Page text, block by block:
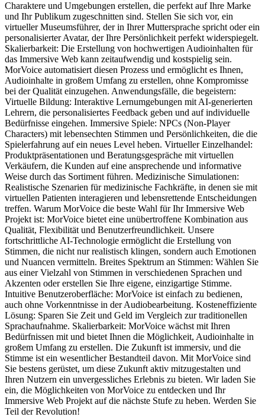
Charaktere und Umgebungen erstellen, die perfekt auf Ihre Marke
und Ihr Publikum zugeschnitten sind. Stellen Sie sich vor, ein
virtueller Museumsführer, der in Ihrer Muttersprache spricht oder ein
personalisierter Avatar, der Ihre Persönlichkeit perfekt widerspiegelt.
Skalierbarkeit: Die Erstellung von hochwertigen Audioinhalten für
das Immersive Web kann zeitaufwendig und kostspielig sein.
MorVoice automatisiert diesen Prozess und ermöglicht es Ihnen,
Audioinhalte in großem Umfang zu erstellen, ohne Kompromisse
bei der Qualität einzugehen. Anwendungsfälle, die begeistern:
Virtuelle Bildung: Interaktive Lernumgebungen mit AI-generierten
Lehrern, die personalisiertes Feedback geben und auf individuelle
Bedürfnisse eingehen. Immersive Spiele: NPCs (Non-Player
Characters) mit lebensechten Stimmen und Persönlichkeiten, die die
Spielerfahrung auf ein neues Level heben. Virtueller Einzelhandel:
Produktpräsentationen und Beratungsgespräche mit virtuellen
Verkäufern, die Kunden auf eine ansprechende und informative
Weise durch das Sortiment führen. Medizinische Simulationen:
Realistische Szenarien für medizinische Fachkräfte, in denen sie mit
virtuellen Patienten interagieren und lebensrettende Entscheidungen
treffen. Warum MorVoice die beste Wahl für Ihr Immersive Web
Projekt ist: MorVoice bietet eine unübertroffene Kombination aus
Qualität, Flexibilität und Benutzerfreundlichkeit. Unsere
fortschrittliche AI-Technologie ermöglicht die Erstellung von
Stimmen, die nicht nur realistisch klingen, sondern auch Emotionen
und Nuancen vermitteln. Breites Spektrum an Stimmen: Wählen Sie
aus einer Vielzahl von Stimmen in verschiedenen Sprachen und
Akzenten oder erstellen Sie Ihre eigene, einzigartige Stimme.
Intuitive Benutzeroberfläche: MorVoice ist einfach zu bedienen,
auch ohne Vorkenntnisse in der Audiobearbeitung. Kosteneffiziente
Lösung: Sparen Sie Zeit und Geld im Vergleich zur traditionellen
Sprachaufnahme. Skalierbarkeit: MorVoice wächst mit Ihren
Bedürfnissen mit und bietet Ihnen die Möglichkeit, Audioinhalte in
großem Umfang zu erstellen. Die Zukunft ist immersiv, und die
Stimme ist ein wesentlicher Bestandteil davon. Mit MorVoice sind
Sie bestens gerüstet, um diese Zukunft aktiv mitzugestalten und
Ihren Nutzern ein unvergessliches Erlebnis zu bieten. Wir laden Sie
ein, die Möglichkeiten von MorVoice zu entdecken und Ihr
Immersive Web Projekt auf die nächste Stufe zu heben. Werden Sie
Teil der Revolution!